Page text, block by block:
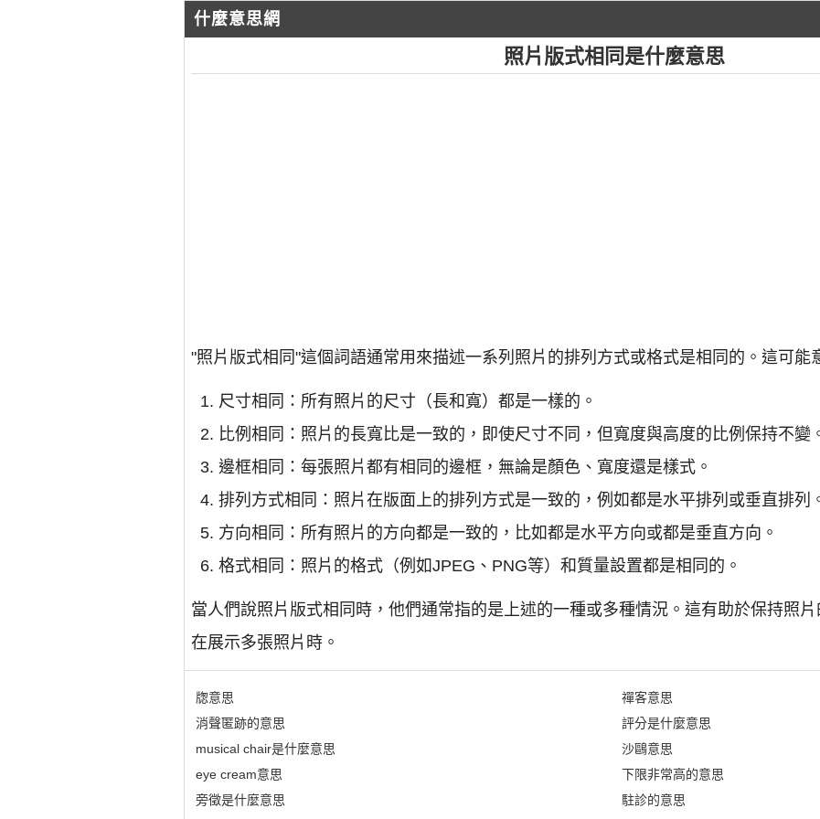
什麼意思網
照片版式相同是什麼意思
"照片版式相同"這個詞語通常用來描述一系列照片的排列方式或格式是相同的。這可能
尺寸相同：所有照片的尺寸（長和寬）都是一樣的。
比例相同：照片的長寬比是一致的，即使尺寸不同，但寬度與高度的比例保持不變
邊框相同：每張照片都有相同的邊框，無論是顏色、寬度還是樣式。
排列方式相同：照片在版面上的排列方式是一致的，例如都是水平排列或垂直排列
方向相同：所有照片的方向都是一致的，比如都是水平方向或都是垂直方向。
格式相同：照片的格式（例如JPEG、PNG等）和質量設置都是相同的。
當人們說照片版式相同時，他們通常指的是上述的一種或多種情況。這有助於保持照
在展示多張照片時。
牎意思
消聲匿跡的意思
musical chair是什麼意思
eye cream意思
旁徵是什麼意思
禪客意思
評分是什麼意思
沙鷗意思
下限非常高的意思
駐診的意思